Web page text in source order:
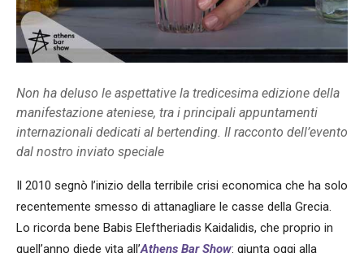
Non ha deluso le aspettative la tredicesima edizione della
manifestazione ateniese, tra i principali appuntamenti
internazionali dedicati al bertending. Il racconto dell’evento
dal nostro inviato speciale
Il 2010 segnò l’inizio della terribile crisi economica che ha solo
recentemente smesso di attanagliare le casse della Grecia.
Lo ricorda bene Babis Eleftheriadis Kaidalidis, che proprio in
quell’anno diede vita all’Athens Bar Show: giunta oggi alla